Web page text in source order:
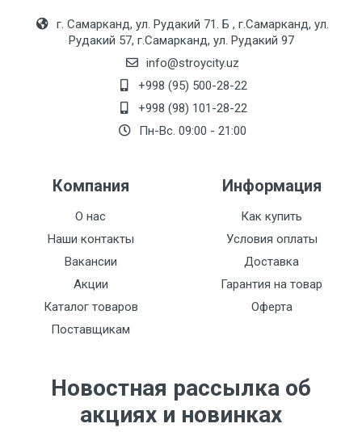
г. Самарканд, ул. Рудакий 71. Б , г.Самарканд, ул.
Рудакий 57, г.Самарканд, ул. Рудакий 97
info@stroycity.uz
+998 (95) 500-28-22
+998 (98) 101-28-22
Пн-Вс. 09:00 - 21:00
Компания
О нас
Наши контакты
Вакансии
Акции
Каталог товаров
Поставщикам
Информация
Как купить
Условия оплаты
Доставка
Гарантия на товар
Оферта
Новостная рассылка об
акциях и новинках